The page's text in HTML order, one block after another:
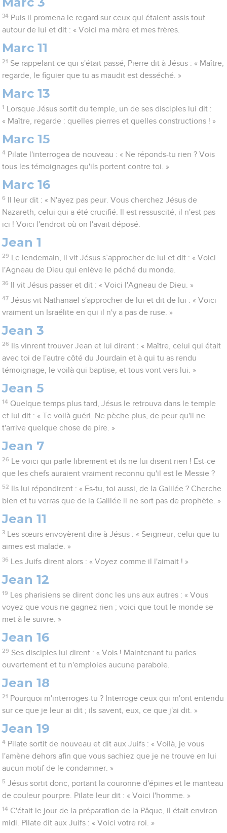
34 Puis il promena le regard sur ceux qui étaient assis tout
autour de lui et dit : « Voici ma mère et mes frères.
Marc 11
21 Se rappelant ce qui s'était passé, Pierre dit à Jésus : « Maître,
regarde, le figuier que tu as maudit est desséché. »
Marc 13
1
Lorsque Jésus sortit du temple, un de ses disciples lui dit :
« Maître, regarde : quelles pierres et quelles constructions ! »
Marc 15
4 Pilate l'interrogea de nouveau : « Ne réponds-tu rien ? Vois
tous les témoignages qu'ils portent contre toi. »
Marc 16
6
Il leur dit : « N'ayez pas peur. Vous cherchez Jésus de
Nazareth, celui qui a été crucifié. Il est ressuscité, il n'est pas
ici ! Voici l'endroit où on l'avait déposé.
Jean 1
29
Le lendemain, il vit Jésus s’approcher de lui et dit : « Voici
l'Agneau de Dieu qui enlève le péché du monde.
36 Il vit Jésus passer et dit : « Voici l'Agneau de Dieu. »
47 Jésus vit Nathanaël s'approcher de lui et dit de lui : « Voici
vraiment un Israélite en qui il n'y a pas de ruse. »
Jean 3
26
Ils vinrent trouver Jean et lui dirent : « Maître, celui qui était
avec toi de l'autre côté du Jourdain et à qui tu as rendu
témoignage, le voilà qui baptise, et tous vont vers lui. »
Jean 5
14 Quelque temps plus tard, Jésus le retrouva dans le temple
et lui dit : « Te voilà guéri. Ne pèche plus, de peur qu'il ne
t'arrive quelque chose de pire. »
Jean 7
26
Le voici qui parle librement et ils ne lui disent rien ! Est-ce
que les chefs auraient vraiment reconnu qu'il est le Messie ?
52
Ils lui répondirent : « Es-tu, toi aussi, de la Galilée ? Cherche
bien et tu verras que de la Galilée il ne sort pas de prophète. »
Jean 11
3
Les sœurs envoyèrent dire à Jésus : « Seigneur, celui que tu
aimes est malade. »
36 Les Juifs dirent alors : « Voyez comme il l'aimait ! »
Jean 12
19
Les pharisiens se dirent donc les uns aux autres : « Vous
voyez que vous ne gagnez rien ; voici que tout le monde se
met à le suivre. »
Jean 16
29 Ses disciples lui dirent : « Vois ! Maintenant tu parles
ouvertement et tu n'emploies aucune parabole.
Jean 18
21 Pourquoi m'interroges-tu ? Interroge ceux qui m'ont entendu
sur ce que je leur ai dit ; ils savent, eux, ce que j'ai dit. »
Jean 19
4 Pilate sortit de nouveau et dit aux Juifs : « Voilà, je vous
l'amène dehors afin que vous sachiez que je ne trouve en lui
aucun motif de le condamner. »
5 Jésus sortit donc, portant la couronne d'épines et le manteau
de couleur pourpre. Pilate leur dit : « Voici l'homme. »
14 C'était le jour de la préparation de la Pâque, il était environ
midi. Pilate dit aux Juifs : « Voici votre roi. »